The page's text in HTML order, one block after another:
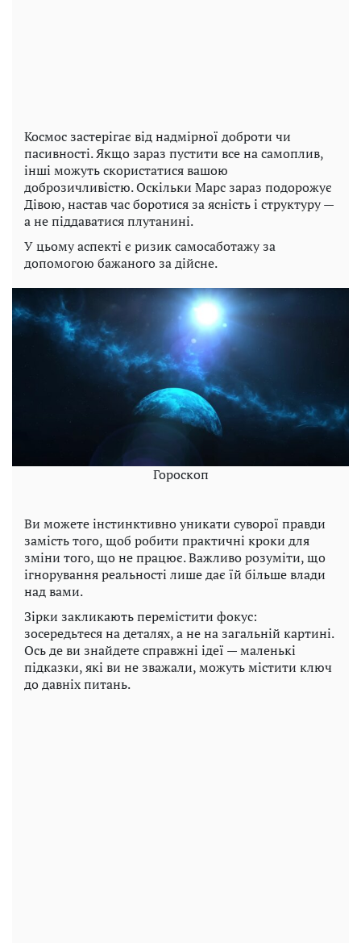
Космос застерігає від надмірної доброти чи
пасивності. Якщо зараз пустити все на самоплив,
інші можуть скористатися вашою
доброзичливістю. Оскільки Марс зараз подорожує
Дівою, настав час боротися за ясність і структуру —
а не піддаватися плутанині.
У цьому аспекті є ризик самосаботажу за
допомогою бажаного за дійсне.
Гороскоп
Ви можете інстинктивно уникати суворої правди
замість того, щоб робити практичні кроки для
зміни того, що не працює. Важливо розуміти, що
ігнорування реальності лише дає їй більше влади
над вами.
Зірки закликають перемістити фокус:
зосередьтеся на деталях, а не на загальній картині.
Ось де ви знайдете справжні ідеї — маленькі
підказки, які ви не зважали, можуть містити ключ
до давніх питань.